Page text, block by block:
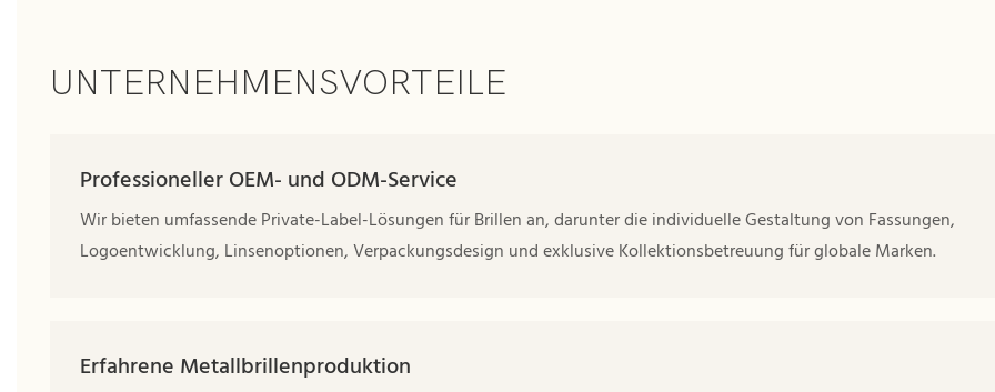
UNTERNEHMENSVORTEILE
Professioneller OEM- und ODM-Service
Wir bieten umfassende Private-Label-Lösungen für Brillen an, darunter die individuelle Gestaltung von Fassungen,
Logoentwicklung, Linsenoptionen, Verpackungsdesign und exklusive Kollektionsbetreuung für globale Marken.
Erfahrene Metallbrillenproduktion